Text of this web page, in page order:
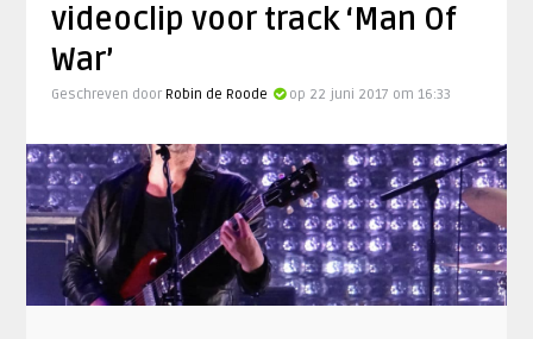
videoclip voor track ‘Man Of
War’
Geschreven door Robin de Roode op 22 juni 2017 om 16:33